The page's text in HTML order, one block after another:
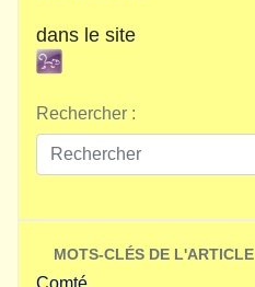
dans le site
Rechercher :
MOTS-CLÉS DE L'ARTICLE
Comté